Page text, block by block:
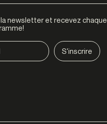
newsletter et recevez chaque